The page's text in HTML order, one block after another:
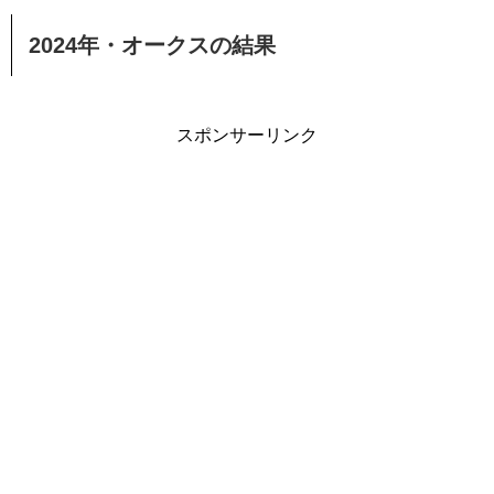
2024年・オークスの結果
スポンサーリンク